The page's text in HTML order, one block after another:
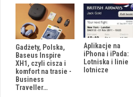
Gadżety, Polska,
Baseus Inspire
XH1, czyli cisza i
komfort na trasie -
Business
Traveller…
Aplikacje na
iPhona i iPada:
Lotniska i linie
lotnicze